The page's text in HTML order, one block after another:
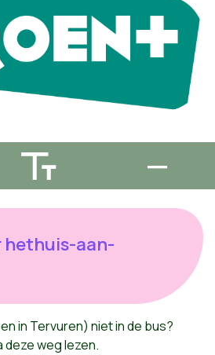
hethuis-aan-
in Tervuren) nietin de bus?
dezeweglezen.